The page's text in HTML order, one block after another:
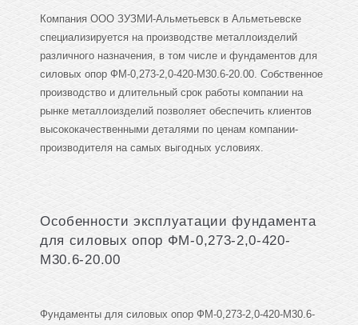
Компания ООО ЗУЗМИ-Альметьевск в Альметьевске
специализируется на производстве металлоизделий
различного назначения, в том числе и фундаментов для
силовых опор ФМ-0,273-2,0-420-М30.6-20.00. Собственное
производство и длительный срок работы компании на
рынке металлоизделий позволяет обеспечить клиентов
высококачественными деталями по ценам компании-
производителя на самых выгодных условиях.
Особенности эксплуатации фундамента
для силовых опор ФМ-0,273-2,0-420-
М30.6-20.00
Фундаменты для силовых опор ФМ-0,273-2,0-420-М30.6-